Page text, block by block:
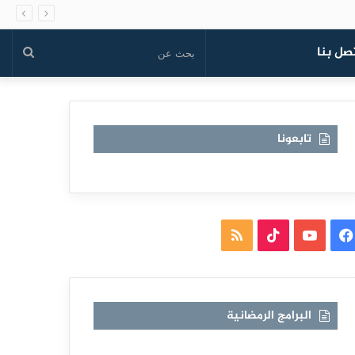
بنا بحث
تابعونا
فيسبوكيوتيوب TikTokملخص
البرامج الرمضانية